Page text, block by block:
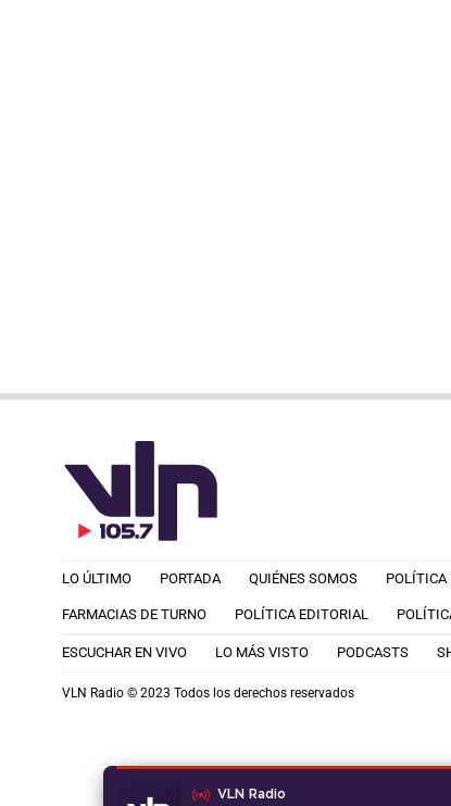
VLN Radio
LO ÚLTIMO PORTADA QUIÉNES SOMOS POLÍTICA
FARMACIAS DE TURNO POLÍTICA EDITORIAL
ESCUCHAR EN VIVO LO MÁS VISTO PODCASTS
VLN Radio © 2023 Todos los derechos reservados